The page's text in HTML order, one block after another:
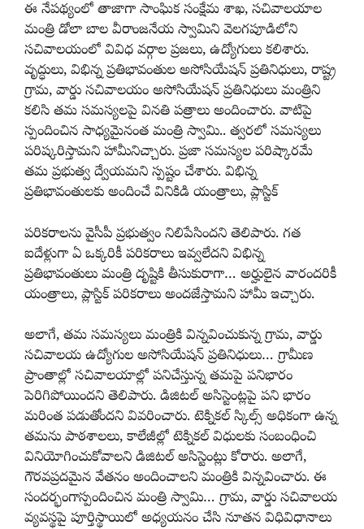
ఈ నేపథ్యంలో తాజాగా సాంఘిక సంక్షేమ శాఖ, సచివాలయాల
మంత్రి డోలా బాల వీరాంజనేయ స్వామిని వెలగపూడిలోని
సచివాలయంలో వివిధ వర్గాల ప్రజలు, ఉద్యోగులు కలిశారు.
వృద్ధులు, విభిన్న ప్రతిభావంతుల అసోసియేషన్ ప్రతినిధులు, రాష్ట్ర
గ్రామ, వార్డు సచివాలయం అసోసియేషన్ ప్రతినిధులు మంత్రిని
కలిసి తమ సమస్యలపై వినతి పత్రాలు అందించారు. వాటిపై
స్పందించిన సాధ్యమైనంత మంత్రి స్వామి.. త్వరలో సమస్యలు
పరిష్కరిస్తామని హామీనిచ్చారు. ప్రజా సమస్యల పరిష్కారమే
తమ ప్రభుత్వ ద్వేయమని స్పష్టం చేశారు. విభిన్న
ప్రతిభావంతులకు అందించే వినికిడి యంత్రాలు, ప్లాస్టిక్
పరికరాలను వైసీపీ ప్రభుత్వం నిలిపేసిందని తెలిపారు. గత
ఐదేళ్లుగా ఏ ఒక్కరికీ పరికరాలు ఇవ్వలేదని విభిన్న
ప్రతిభావంతులు మంత్రి దృష్టికి తీసుకురాగా… అర్హులైన వారందరికీ
యంత్రాలు, ప్లాస్టిక్ పరికరాలు అందజేస్తామని హామీ ఇచ్చారు.
అలాగే, తమ సమస్యలు మంత్రికి విన్నవించుకున్న గ్రామ, వార్డు
సచివాలయ ఉద్యోగుల అసోసియేషన్ ప్రతినిధులు… గ్రామీణ
ప్రాంతాల్లో సచివాలయాల్లో పనిచేస్తున్న తమపై పనిభారం
పెరిగిపోయిందని తెలిపారు. డిజిటల్ అసిస్టెంట్లపై పని భారం
మరింత పడుతోందని వివరించారు. టెక్నికల్ స్కిల్స్ అధికంగా ఉన్న
తమను పాఠశాలలు, కాలేజీల్లో టెక్నికల్ విధులకు సంబంధించి
వినియోగించుకోవాలని డిజిటల్ అసిస్టెంట్లు కోరారు. అలాగే,
గౌరవప్రదమైన వేతనం అందించాలని మంత్రికి విన్నవించారు. ఈ
సందర్భంగాస్పందించిన మంత్రి స్వామి… గ్రామ, వార్డు సచివాలయ
వ్యవస్థపై పూర్తిస్థాయిలో అధ్యయనం చేసి నూతన విధివిధానాలు